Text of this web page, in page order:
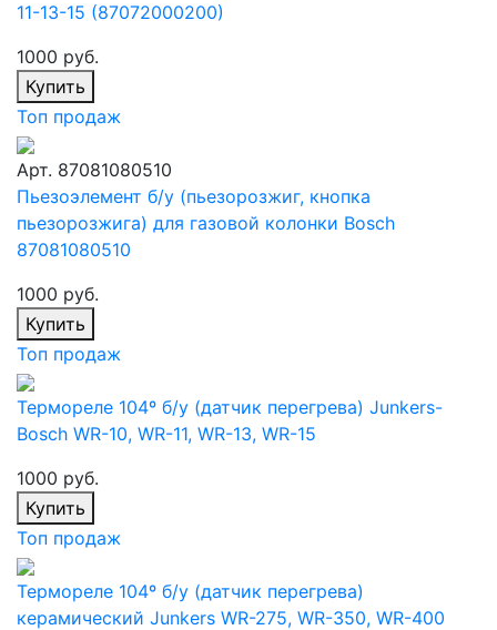
11-13-15 (87072000200)
1000 руб.
Купить
Топ продаж
Арт. 87081080510
Пьезоэлемент б/у (пьезорозжиг, кнопка
пьезорозжига) для газовой колонки Bosch
87081080510
1000 руб.
Купить
Топ продаж
Термореле 104º б/у (датчик перегрева) Junkers-
Bosch WR-10, WR-11, WR-13, WR-15
1000 руб.
Купить
Топ продаж
Термореле 104º б/у (датчик перегрева)
керамический Junkers WR-275, WR-350, WR-400